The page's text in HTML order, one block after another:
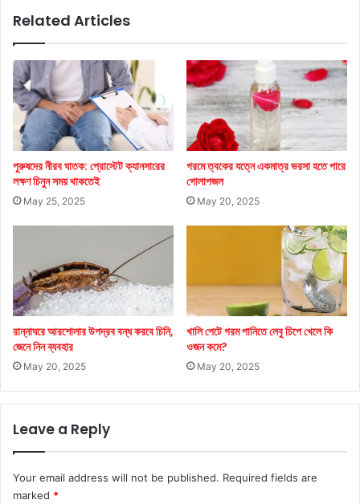
Related Articles
পুরুষদের নীরব ঘাতক: প্রোস্টেট ক্যানসারের
লক্ষণ চিনুন সময় থাকতেই
May 25, 2025
গরমে ত্বকের যত্নে একমাত্র ভরসা হতে পারে
গোলাপজল
May 20, 2025
রান্নাঘরে আরশোলার উপদ্রব বন্ধ করবে চিনি,
জেনে নিন ব্যবহার
May 20, 2025
খালি পেটে গরম পানিতে লেবু চিপে খেলে কি
ওজন কমে?
May 20, 2025
Leave a Reply
Your email address will not be published. Required fields are
marked *